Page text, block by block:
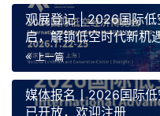
观展登记 | 2026国际低
启，解锁低空时代新机
上一篇
媒体报名丨2026国际
已开放，欢迎注册